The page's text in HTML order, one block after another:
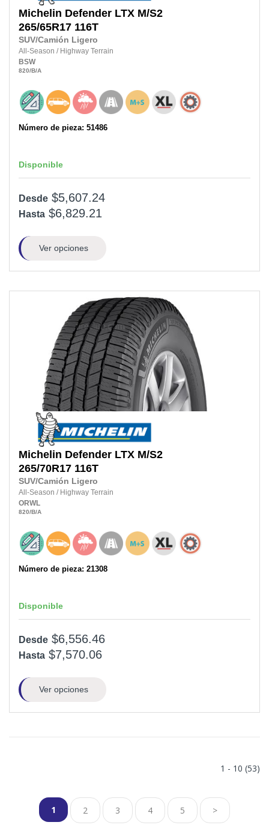
Michelin Defender LTX M/S2
265/65R17 116T
SUV/Camión Ligero
All-Season / Highway Terrain
BSW
820/B/A
Número de pieza: 51486
Disponible
Desde $5,607.24
Hasta $6,829.21
Ver opciones
Michelin Defender LTX M/S2
265/70R17 116T
SUV/Camión Ligero
All-Season / Highway Terrain
ORWL
820/B/A
Número de pieza: 21308
Disponible
Desde $6,556.46
Hasta $7,570.06
Ver opciones
1 - 10 (53)
1 2 3 4 5 >